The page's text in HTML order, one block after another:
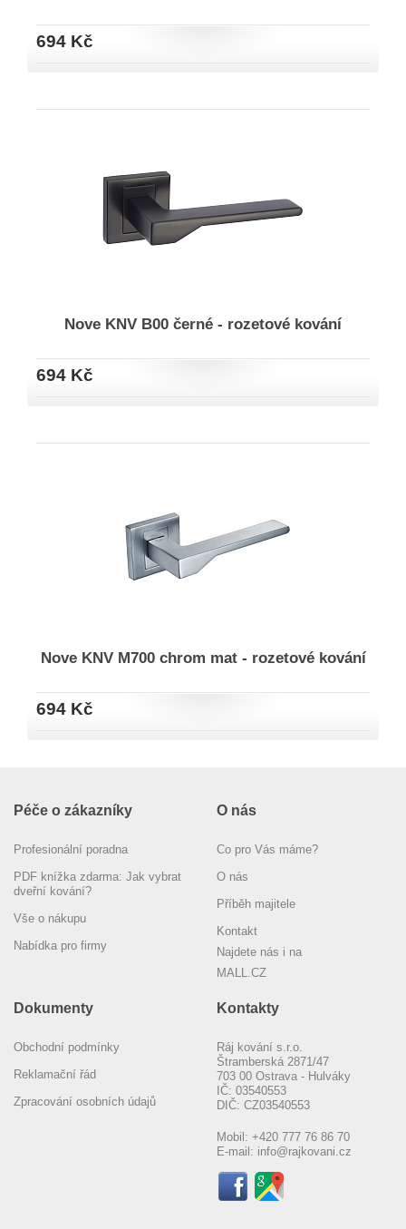
694 Kč
Nove KNV B00 černé - rozetové kování
694 Kč
Nove KNV M700 chrom mat - rozetové kování
694 Kč
Péče o zákazníky
Profesionální poradna
PDF knížka zdarma: Jak vybrat
dveřní kování?
Vše o nákupu
Nabídka pro firmy
O nás
Co pro Vás máme?
O nás
Příběh majitele
Kontakt
Najdete nás i na
MALL.CZ
Dokumenty
Obchodní podmínky
Reklamační řád
Zpracování osobních údajů
Kontakty
Ráj kování s.r.o.
Štramberská 2871/47
703 00 Ostrava - Hulváky
IČ: 03540553
DIČ: CZ03540553
Mobil: +420 777 76 86 70
E-mail: info@rajkovani.cz